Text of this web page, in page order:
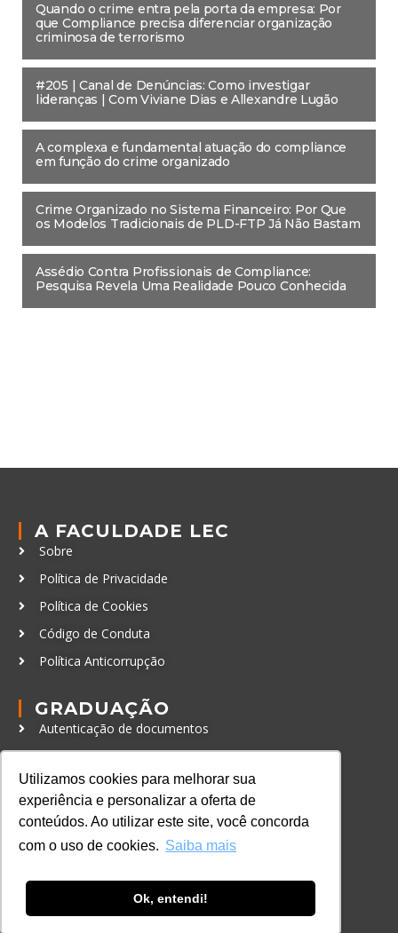
Utilizamos cookies para melhorar sua
experiência e personalizar a oferta de
conteúdos. Ao utilizar este site, você concorda
com o uso de cookies. Saiba mais
Ok, entendi!
Quando o crime entra pela porta da empresa: Por
que Compliance precisa diferenciar organização
criminosa de terrorismo
#205 | Canal de Denúncias: Como investigar
lideranças | Com Viviane Dias e Allexandre Lugão
A complexa e fundamental atuação do compliance
em função do crime organizado
Crime Organizado no Sistema Financeiro: Por Que
os Modelos Tradicionais de PLD-FTP Já Não Bastam
Assédio Contra Profissionais de Compliance:
Pesquisa Revela Uma Realidade Pouco Conhecida
A FACULDADE LEC
Sobre
Política de Privacidade
Política de Cookies
Código de Conduta
Política Anticorrupção
GRADUAÇÃO
Autenticação de documentos
CURSOS, EVENTOS E
CERTIFICAÇÕES
Online